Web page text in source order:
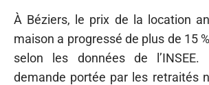
À Béziers, le prix de la location
maison a progressé de plus de 15
selon les données de l’INSEE.
demande portée par les retraités